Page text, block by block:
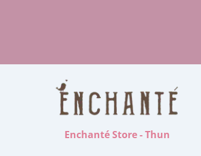
Enchanté Store - Thun